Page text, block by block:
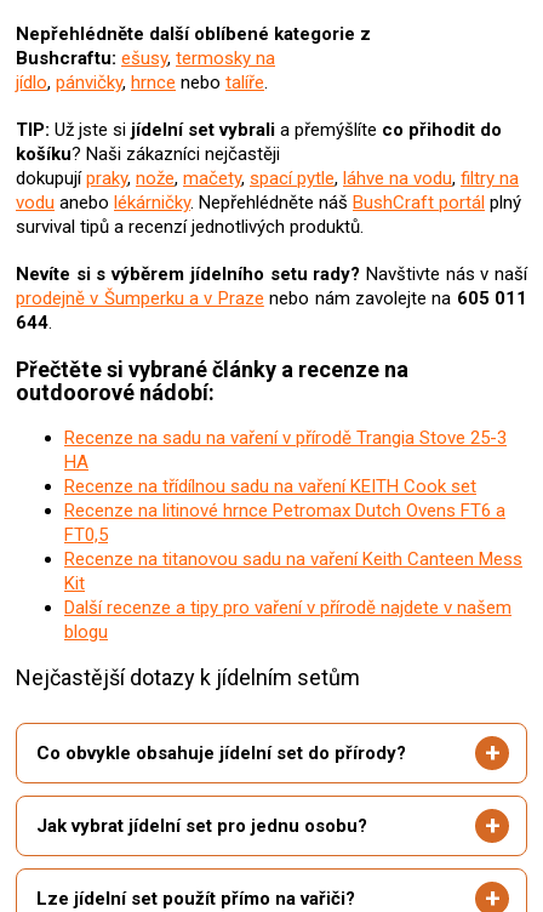
ý
p
i
Nepřehlédněte další oblíbené kategorie z
Bushcraftu: ešusy, termosky na
jídlo, pánvičky, hrnce nebo talíře.
TIP: Už jste si jídelní setvybrali a přemýšlíte co přihodit do
košíku? Naši zákazníci nejčastěji
dokupujípraky, nože, mačety, spací pytle, láhve na vodu, filtry na
vodu anebo lékárničky. Nepřehlédněte náš BushCraft portál plný
survival tipů a recenzí jednotlivých produktů.
Nevíte si s výběrem jídelního setu rady? Navštivte nás v naší
prodejně v Šumperku a v Praze nebo nám zavolejte na 605 011
644.
Přečtěte si vybrané články a recenze na
outdoorové nádobí:
Recenze na sadu na vaření v přírodě Trangia Stove 25-3
HA
Recenze na třídílnou sadu na vaření KEITH Cook set
Recenze na litinové hrnce Petromax Dutch Ovens FT6 a
FT0,5
Recenze na titanovou sadu na vaření Keith Canteen Mess
Kit
Další recenze a tipy pro vaření v přírodě najdete v našem
blogu
Nejčastější dotazy k jídelním setům
Co obvykle obsahuje jídelní set do přírody?
Jak vybrat jídelní set pro jednu osobu?
Lze jídelní set použít přímo na vařiči?